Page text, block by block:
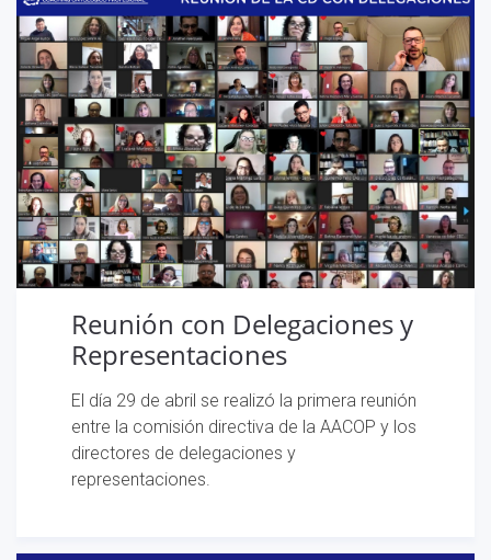
Reunión con Delegaciones y
Representaciones
El día 29 de abril se realizó la primera reunión
entre la comisión directiva de la AACOP y los
directores de delegaciones y
representaciones.